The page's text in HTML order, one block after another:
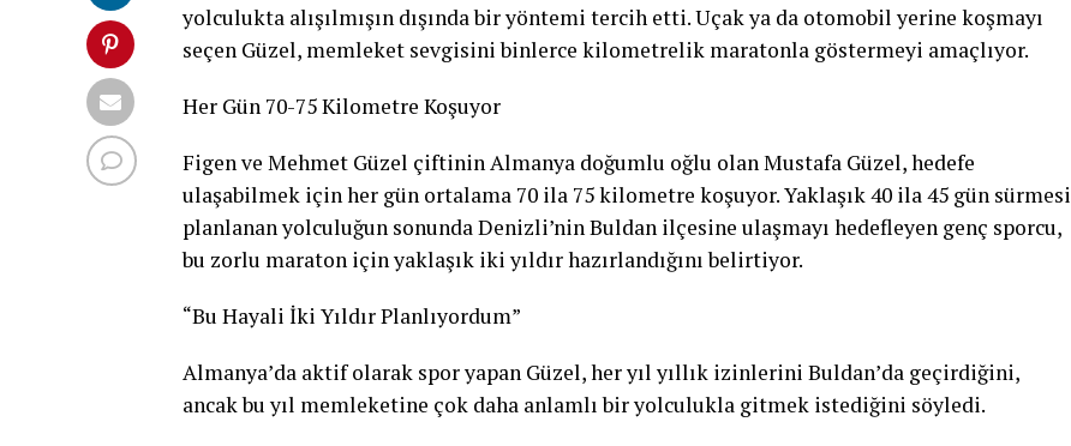
yolculukta alışılmışın dışında bir yöntemi tercih etti. Uçak ya da otomobil yerine koşmayı
seçen Güzel, memleket sevgisini binlerce kilometrelik maratonla göstermeyi amaçlıyor.
Her Gün 70-75 Kilometre Koşuyor
Figen ve Mehmet Güzel çiftinin Almanya doğumlu oğlu olan Mustafa Güzel, hedefe
ulaşabilmek için her gün ortalama 70 ila 75 kilometre koşuyor. Yaklaşık 40 ila 45 gün sürmesi
planlanan yolculuğun sonunda Denizli’nin Buldan ilçesine ulaşmayı hedefleyen genç sporcu,
bu zorlu maraton için yaklaşık iki yıldır hazırlandığını belirtiyor.
“Bu Hayali İki Yıldır Planlıyordum”
Almanya’da aktif olarak spor yapan Güzel, her yıl yıllık izinlerini Buldan’da geçirdiğini,
ancak bu yıl memleketine çok daha anlamlı bir yolculukla gitmek istediğini söyledi.